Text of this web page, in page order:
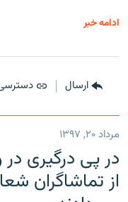
ادامه خبر
ارسال
مرداد ۲۰, ۱۳۹۷
در پی درگیری در
از تماشاگران